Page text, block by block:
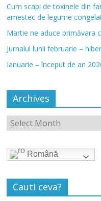
Cum scapi de toxinele din
amestec de legume
Martie ne aduce primăvara
Jurnalul lunii februarie –
Ianuarie – început de an
Archives
Română
Cauti ceva?